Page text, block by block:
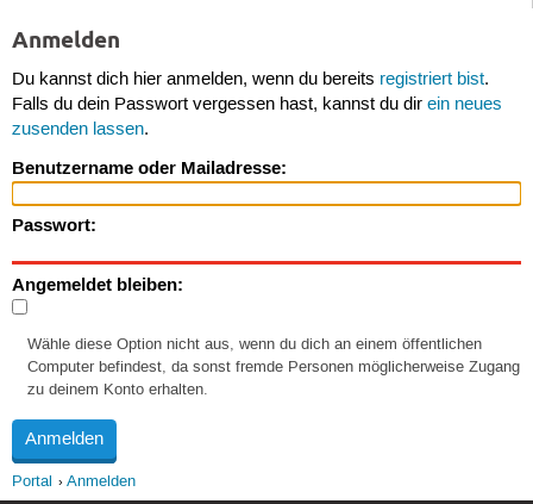
Anmelden
Du kannst dich hier anmelden, wenn du bereits registriert bist.
Falls du dein Passwort vergessen hast, kannst du dir ein neues
zusenden lassen.
Benutzername oder Mailadresse:
Passwort:
Angemeldet bleiben:
Wähle diese Option nicht aus, wenn du dich an einem öffentlichen
Computer befindest, da sonst fremde Personen möglicherweise Zugang
zu deinem Konto erhalten.
Portal Anmelden